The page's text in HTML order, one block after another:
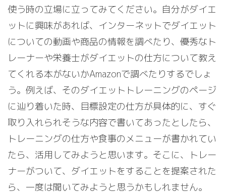
使う時の立場に立ってみてください。自分がダイエ
ットに興味があれば、インターネットでダイエット
についての動画や商品の情報を調べたり、優秀なト
レーナーや栄養士がダイエットの仕方について教え
てくれる本がないかAmazonで調べたりするでしょ
う。例えば、そのダイエットトレーニングのページ
に辿り着いた時、目標設定の仕方が具体的に、すぐ
取り入れられそうな内容で書いてあったとしたら、
トレーニングの仕方や食事のメニューが書かれてい
たら、活用してみようと思います。そこに、トレー
ナーがついて、ダイエットをすることを提案された
ら、一度は聞いてみようと思うかもしれません。